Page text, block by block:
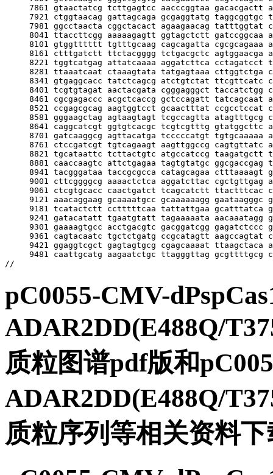
pC0055-CMV-
ADAR2DD(E488Q/
质粒图谱pdf版和
ADAR2DD(E488Q/
质粒序列等相关资料下